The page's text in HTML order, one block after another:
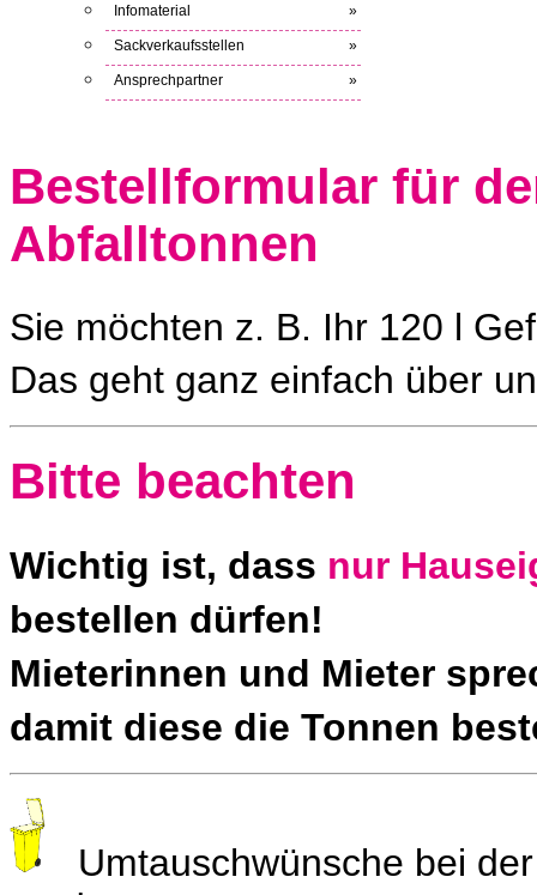
Infomaterial »
Sackverkaufsstellen »
Ansprechpartner »
Bestellformular für
Abfalltonnen
Sie möchten z. B. Ihr 120 l
Das geht ganz einfach über
Bitte beachten
Wichtig ist, dass nur
bestellen dürfen!
Mieterinnen und Mieter
damit diese die Tonnen
Umtauschwünsche bei